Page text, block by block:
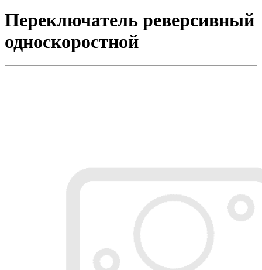
Переключатель реверсивный
односкоростной